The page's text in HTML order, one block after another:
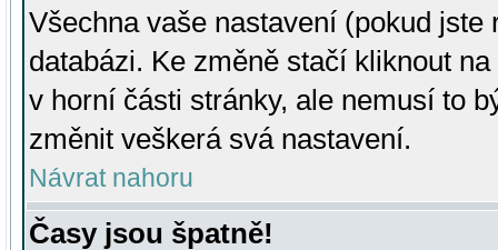
Všechna vaše nastavení (pokud
databázi. Ke změně stačí kliknout
v horní části stránky, ale nemusí to
změnit veškerá svá nastavení.
Návrat nahoru
Časy jsou špatně!